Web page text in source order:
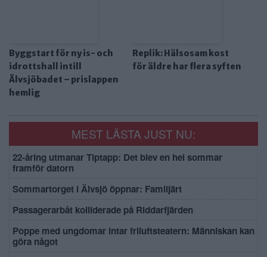
Byggstart för ny is- och
idrottshall intill
Älvsjöbadet – prislappen
hemlig
Replik: Hälsosam kost
för äldre har flera syften
MEST LÄSTA JUST NU:
22-åring utmanar Tiptapp: Det blev en hel sommar
framför datorn
Sommartorget i Älvsjö öppnar: Familjärt
Passagerarbåt kolliderade på Riddarfjärden
Poppe med ungdomar intar friluftsteatern: Människan kan
göra något